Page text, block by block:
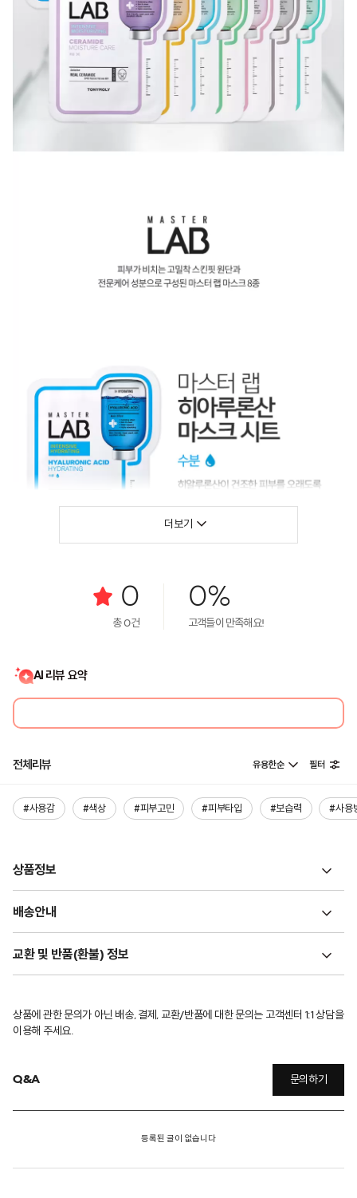
더보기
0
총0건
0%
고객들이 만족해요!
AI 리뷰 요약
전체리뷰 유용한순 필터
#사용감 #색상 #피부고민 #피부타입 #보습력 #사용
상품정보
배송안내
교환 및 반품(환불) 정보
상품에 관한 문의가 아닌 배송, 결제, 교환/반품에 대한 문의는 고객센터 1:1 상담을
이용해 주세요.
Q&A 문의하기
등록된 글이 없습니다